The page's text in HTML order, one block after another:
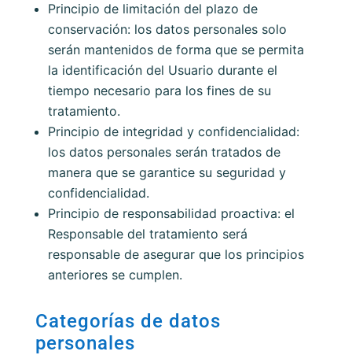
Principio de limitación del plazo de
conservación: los datos personales solo
serán mantenidos de forma que se permita
la identificación del Usuario durante el
tiempo necesario para los fines de su
tratamiento.
Principio de integridad y confidencialidad:
los datos personales serán tratados de
manera que se garantice su seguridad y
confidencialidad.
Principio de responsabilidad proactiva: el
Responsable del tratamiento será
responsable de asegurar que los principios
anteriores se cumplen.
Categorías de datos
personales